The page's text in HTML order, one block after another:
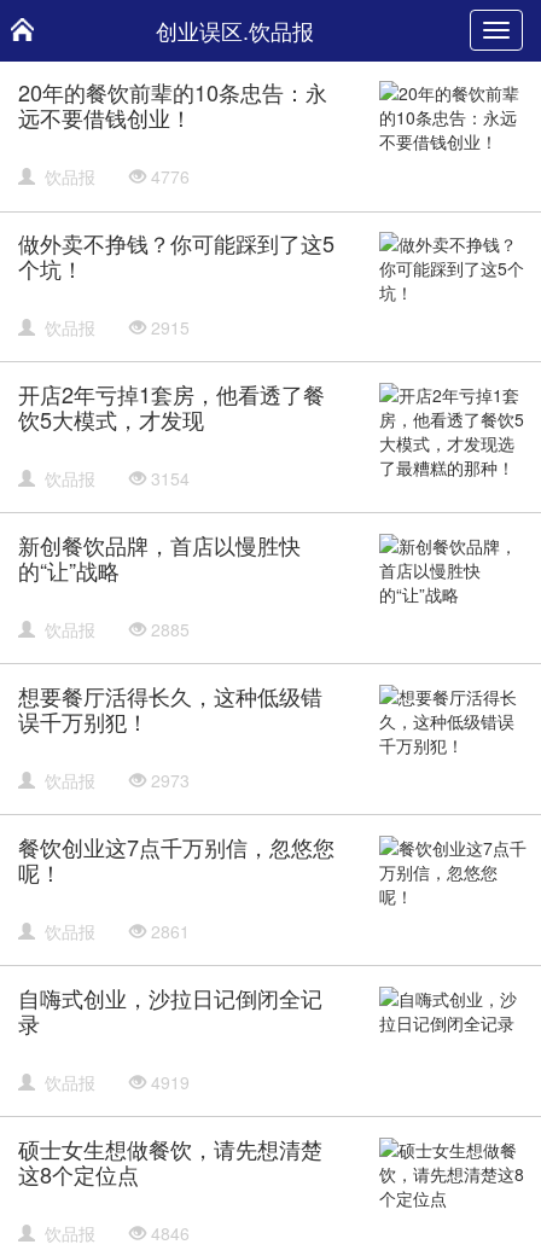
创业误区.饮品报
20年的餐饮前辈的10条忠告：永
远不要借钱创业！
饮品报 4776
做外卖不挣钱？你可能踩到了这5
个坑！
饮品报 2915
开店2年亏掉1套房，他看透了餐
饮5大模式，才发现
饮品报 3154
新创餐饮品牌，首店以慢胜快
的“让”战略
饮品报 2885
想要餐厅活得长久，这种低级错
误千万别犯！
饮品报 2973
餐饮创业这7点千万别信，忽悠您
呢！
饮品报 2861
自嗨式创业，沙拉日记倒闭全记
录
饮品报 4919
硕士女生想做餐饮，请先想清楚
这8个定位点
饮品报 4846